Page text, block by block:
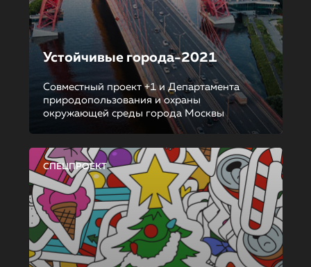
Устойчивые города-2021
Совместный проект +1 и Департамента
природопользования и охраны
окружающей среды города Москвы
СПЕЦПРОЕКТ